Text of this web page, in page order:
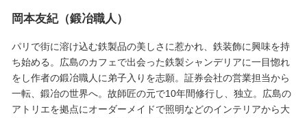
岡本友紀（鍛冶職人）
パリで街に溶け込む鉄製品の美しさに惹かれ、鉄装飾に興味を持
ち始める。広島のカフェで出会った鉄製シャンデリアに一目惚れ
をし作者の鍛冶職人に弟子入りを志願。証券会社の営業担当から
一転、鍛冶の世界へ。故師匠の元で10年間修行し、独立。広島の
アトリエを拠点にオーダーメイドで照明などのインテリアから大